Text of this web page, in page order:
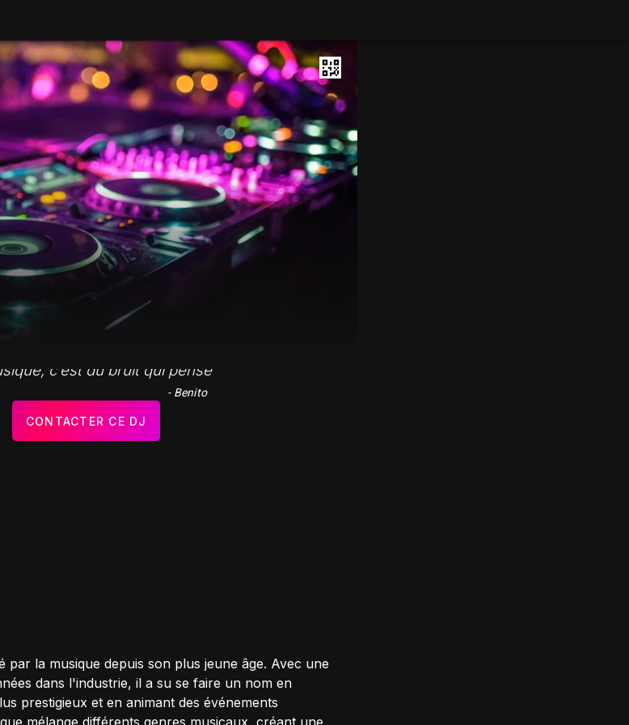
c’est du bruit qui pense"
- Benito
CONTACTER CE DJ
par la musique depuis son plus jeune âge. Avec une
dans l'industrie, il a su se faire un nom en
prestigieux et en animant des événements